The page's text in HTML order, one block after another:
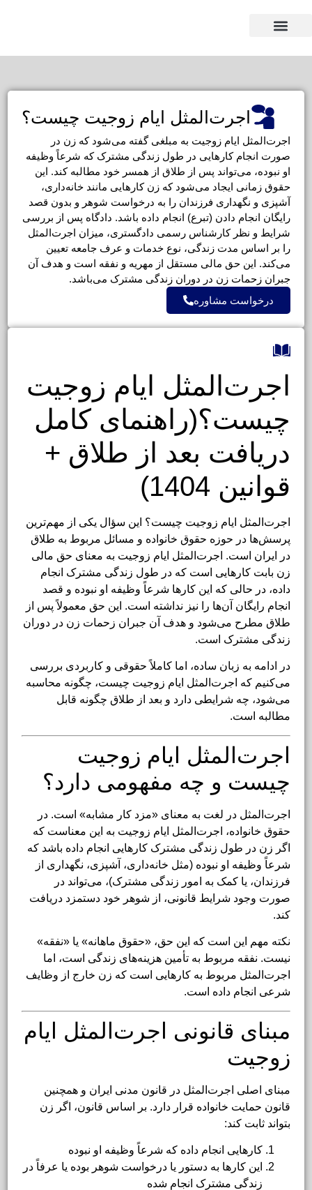
اجرت‌المثل ایام زوجیت چیست؟
اجرت‌المثل ایام زوجیت به مبلغی گفته می‌شود که زن در
صورت انجام کارهایی در طول زندگی مشترک که شرعاً وظیفه
او نبوده، می‌تواند پس از طلاق از همسر خود مطالبه کند. این
حقوق زمانی ایجاد می‌شود که زن کارهایی مانند خانه‌داری،
آشپزی و نگهداری فرزندان را به درخواست شوهر و بدون قصد
رایگان انجام دادن (تبرع) انجام داده باشد. دادگاه پس از بررسی
شرایط و نظر کارشناس رسمی دادگستری، میزان اجرت‌المثل
را بر اساس مدت زندگی، نوع خدمات و عرف جامعه تعیین
می‌کند. این حق مالی مستقل از مهریه و نفقه است و هدف آن
جبران زحمات زن در دوران زندگی مشترک می‌باشد.
درخواست مشاوره
اجرت‌المثل ایام زوجیت
چیست؟(راهنمای کامل
دریافت بعد از طلاق +
قوانین 1404)
اجرت‌المثل ایام زوجیت چیست؟ این سؤال یکی از مهم‌ترین
پرسش‌ها در حوزه حقوق خانواده و مسائل مربوط به طلاق
در ایران است. اجرت‌المثل ایام زوجیت به معنای حق مالی
زن بابت کارهایی است که در طول زندگی مشترک انجام
داده، در حالی که این کارها شرعاً وظیفه او نبوده و قصد
انجام رایگان آن‌ها را نیز نداشته است. این حق معمولاً پس از
طلاق مطرح می‌شود و هدف آن جبران زحمات زن در دوران
زندگی مشترک است.
در ادامه به زبان ساده، اما کاملاً حقوقی و کاربردی بررسی
می‌کنیم که اجرت‌المثل ایام زوجیت چیست، چگونه محاسبه
می‌شود، چه شرایطی دارد و بعد از طلاق چگونه قابل
مطالبه است.
اجرت‌المثل ایام زوجیت
چیست و چه مفهومی دارد؟
اجرت‌المثل در لغت به معنای «مزد کار مشابه» است. در
حقوق خانواده، اجرت‌المثل ایام زوجیت به این معناست که
اگر زن در طول زندگی مشترک کارهایی انجام داده باشد که
شرعاً وظیفه او نبوده (مثل خانه‌داری، آشپزی، نگهداری از
فرزندان، یا کمک به امور زندگی مشترک)، می‌تواند در
صورت وجود شرایط قانونی، از شوهر خود دستمزد دریافت
کند.
نکته مهم این است که این حق، «حقوق ماهانه» یا «نفقه»
نیست. نفقه مربوط به تأمین هزینه‌های زندگی است، اما
اجرت‌المثل مربوط به کارهایی است که زن خارج از وظایف
شرعی انجام داده است.
مبنای قانونی اجرت‌المثل ایام
زوجیت
مبنای اصلی اجرت‌المثل در قانون مدنی ایران و همچنین
قانون حمایت خانواده قرار دارد. بر اساس قانون، اگر زن
بتواند ثابت کند:
کارهایی انجام داده که شرعاً وظیفه او نبوده
این کارها به دستور یا درخواست شوهر بوده یا عرفاً در
زندگی مشترک انجام شده